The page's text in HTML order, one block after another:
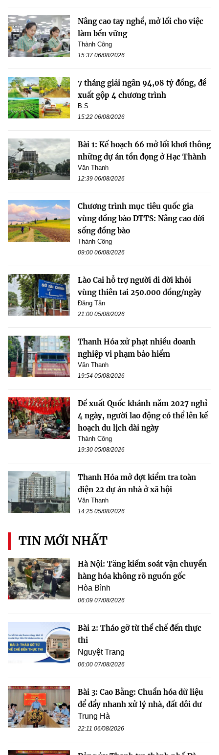
Nâng cao tay nghề, mở lối cho việc
làm bền vững
Thành Công
15:37 06/08/2026
7 tháng giải ngân 94,08 tỷ đồng, đề
xuất gộp 4 chương trình
B.S
15:22 06/08/2026
Bài 1: Kế hoạch 66 mở lối khơi thông
những dự án tồn đọng ở Hạc Thành
Văn Thanh
12:39 06/08/2026
Chương trình mục tiêu quốc gia
vùng đồng bào DTTS: Nâng cao đời
sống đồng bào
Thành Công
09:00 06/08/2026
Lào Cai hỗ trợ người di dời khỏi
vùng thiên tai 250.000 đồng/ngày
Đăng Tân
21:00 05/08/2026
Thanh Hóa xử phạt nhiều doanh
nghiệp vi phạm bảo hiểm
Văn Thanh
19:54 05/08/2026
Đề xuất Quốc khánh năm 2027 nghỉ
4 ngày, người lao động có thể lên kế
hoạch du lịch dài ngày
Thành Công
19:30 05/08/2026
Thanh Hóa mở đợt kiểm tra toàn
diện 22 dự án nhà ở xã hội
Văn Thanh
14:25 05/08/2026
TIN MỚI NHẤT
Hà Nội: Tăng kiểm soát vận chuyển
hàng hóa không rõ nguồn gốc
Hòa Bình
06:09 07/08/2026
Bài 2: Tháo gỡ từ thể chế đến thực
thi
Nguyệt Trang
06:00 07/08/2026
Bài 3: Cao Bằng: Chuẩn hóa dữ liệu
để đẩy nhanh xử lý nhà, đất dôi dư
Trung Hà
22:11 06/08/2026